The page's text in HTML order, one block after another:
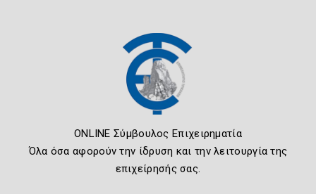
ONLINE Σύμβουλος Επιχειρηματία
Όλα όσα αφορούν την ίδρυση και την λειτουργία της
επιχείρησής σας.